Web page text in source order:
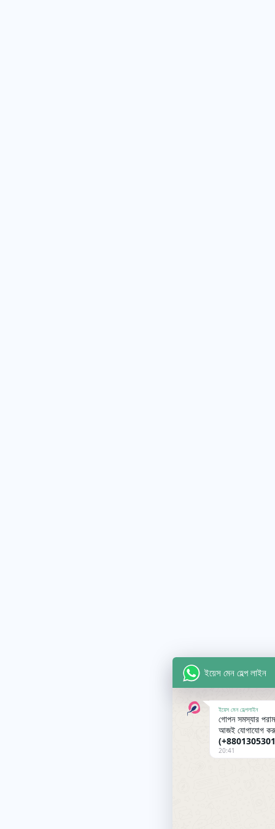
ইয়েস মেন হেল্প লাইন
ইয়েস মেন হেল্পলাইন
গোপন সমস্যার
আজই যোগাযোগ
20:41